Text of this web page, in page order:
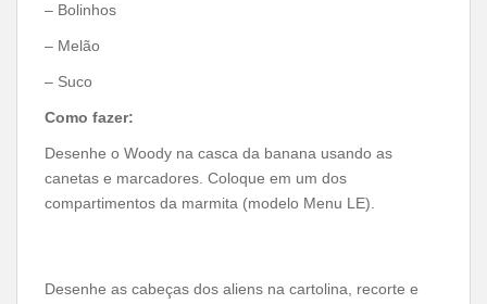
– Bolinhos
– Melão
– Suco
Como fazer:
Desenhe o Woody na casca da banana usando as
canetas e marcadores. Coloque em um dos
compartimentos da marmita (modelo Menu LE).
Desenhe as cabeças dos aliens na cartolina, recorte e